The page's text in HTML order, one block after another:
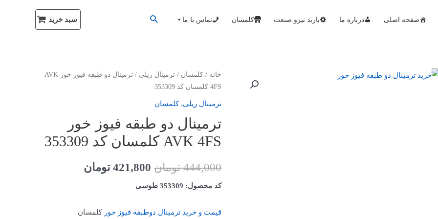
صفحه اصلی درباره ما باربد نیرو صنعت کلمسان تماس با ما سبد خرید
خانه / کلمسان / ترمینال ریلی
/ ترمینال دو طبقه فیوز خور AVK
4FS کلمسان کد 353309
ترمینال ریلی,کلمسان
ترمینال دو طبقه فیوز خور
AVK 4FS کلمسان کد 353309
444,000 تومان 421,800 تومان
کد محصول: 353309 طوسی
قیمت و خرید ترمینال دوطبقه فیوز خور کلمسان